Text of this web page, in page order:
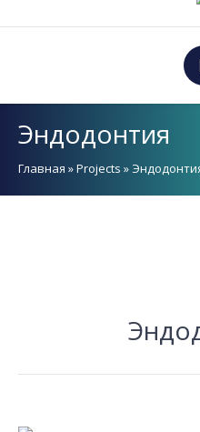
Эндодонтия
Главная »Projects »